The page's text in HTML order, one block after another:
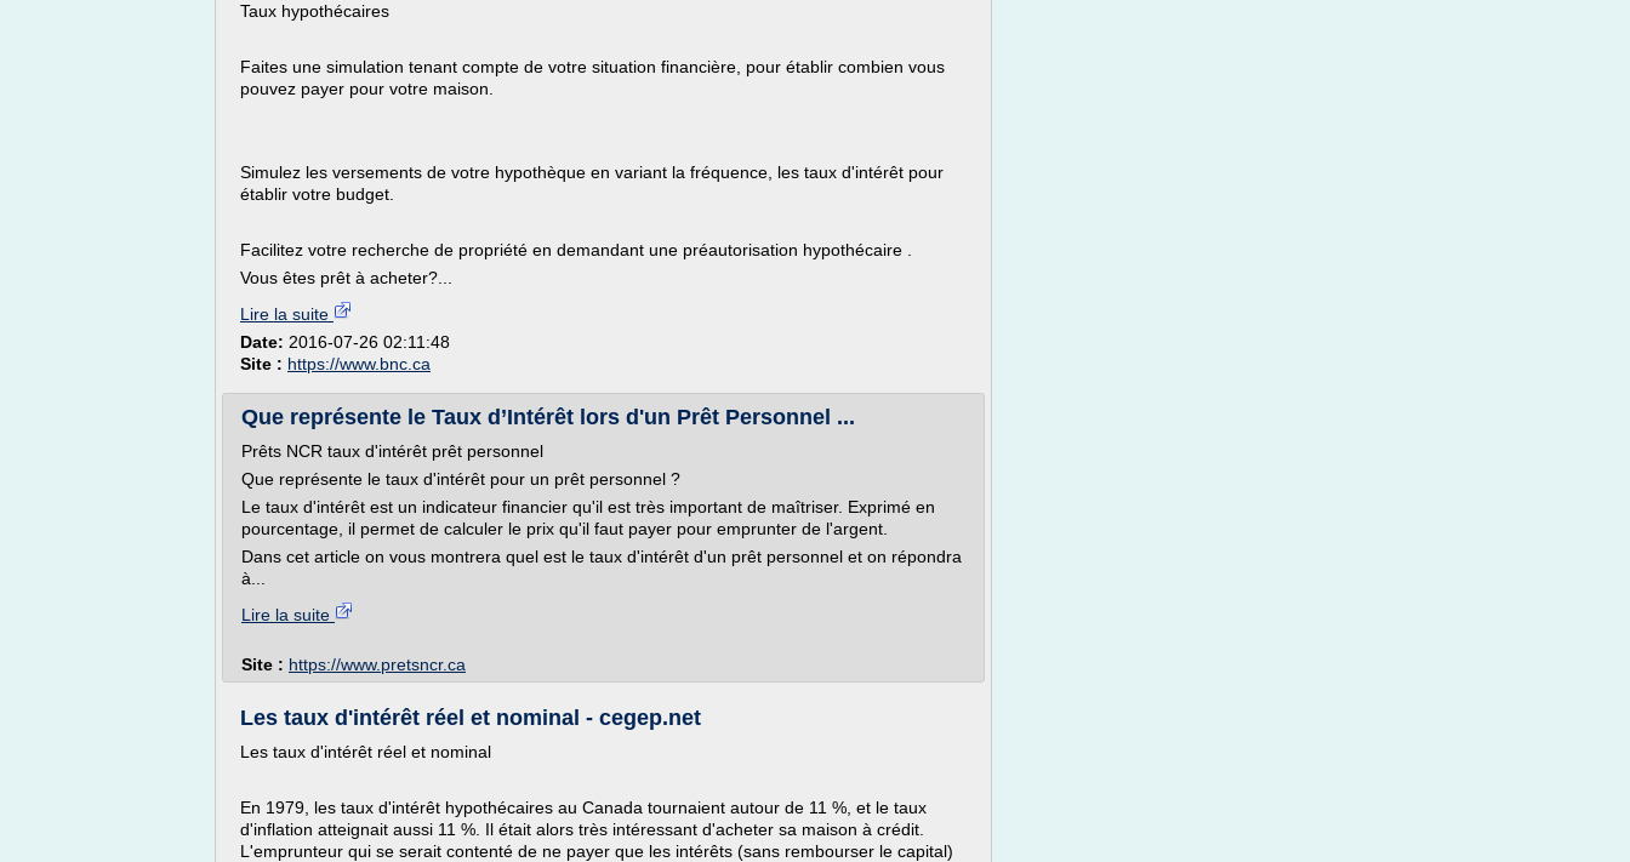
Taux hypothécaires
Faites une simulation tenant compte de votre situation financière, pour établir combien vous
pouvez payer pour votre maison.
Simulez les versements de votre hypothèque en variant la fréquence, les taux d'intérêt pour
établir votre budget.
Facilitez votre recherche de propriété en demandant une préautorisation hypothécaire .
Vous êtes prêt à acheter?...
Lire la suite
Date: 2016-07-26 02:11:48
Site : https://www.bnc.ca
Que représente le Taux d’Intérêt lors d'un Prêt Personnel ...
Prêts NCR taux d'intérêt prêt personnel
Que représente le taux d'intérêt pour un prêt personnel ?
Le taux d'intérêt est un indicateur financier qu'il est très important de maîtriser. Exprimé en
pourcentage, il permet de calculer le prix qu'il faut payer pour emprunter de l'argent.
Dans cet article on vous montrera quel est le taux d'intérêt d'un prêt personnel et on répondra
à...
Lire la suite
Site : https://www.pretsncr.ca
Les taux d'intérêt réel et nominal - cegep.net
Les taux d'intérêt réel et nominal
En 1979, les taux d'intérêt hypothécaires au Canada tournaient autour de 11 %, et le taux
d'inflation atteignait aussi 11 %. Il était alors très intéressant d'acheter sa maison à crédit.
L'emprunteur qui se serait contenté de ne payer que les intérêts (sans rembourser le capital)